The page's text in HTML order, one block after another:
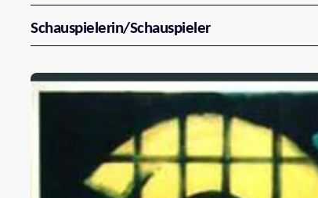
Tirol
Vorarlberg
Schauspielerin/Schauspieler